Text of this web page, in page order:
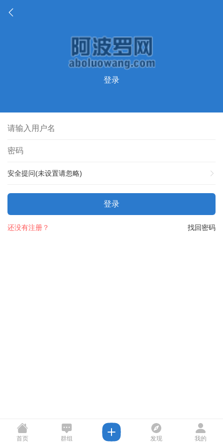
登录
安全提问(未设置请忽略)
登录
找回密码
还没有注册？
首页 群组 发现 我的